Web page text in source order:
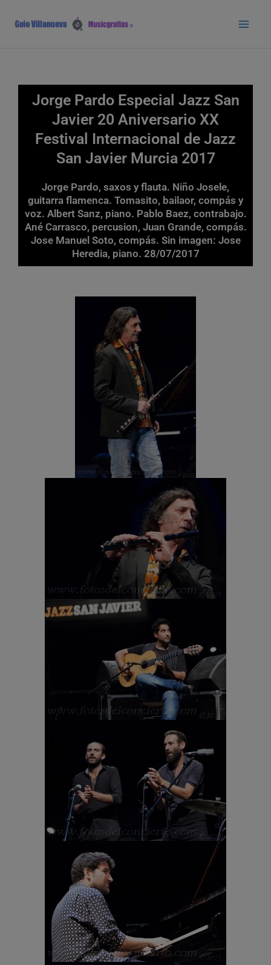
contenido
Jorge Pardo Especial Jazz San
Javier 20 Aniversario XX
Festival Internacional de Jazz
San Javier Murcia 2017
Jorge Pardo, saxos y flauta. Niño Josele,
guitarra flamenca. Tomasito, bailaor, compás y
voz. Albert Sanz, piano. Pablo Baez, contrabajo.
Ané Carrasco, percusion, Juan Grande, compás.
Jose Manuel Soto, compás. Sin imagen: Jose
Heredia, piano. 28/07/2017